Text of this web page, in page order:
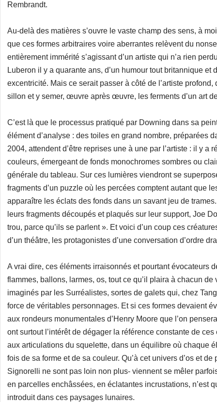
Rembrandt.
Au-delà des matières s’ouvre le vaste champ des sens, à
que ces formes arbitraires voire aberrantes relèvent du
entièrement immérité s’agissant d’un artiste qui n’a rien
Luberon il y a quarante ans, d’un humour tout britannique et
excentricité. Mais ce serait passer à côté de l’artiste
sillon et y semer, œuvre après œuvre, les ferments d’un art
C’est là que le processus pratiqué par Downing dans sa
élément d’analyse : des toiles en grand nombre, préparées
2004, attendent d’être reprises une à une par l’artiste : il y a
couleurs, émergeant de fonds monochromes sombres ou
générale du tableau. Sur ces lumières viendront se
fragments d’un puzzle où les percées comptent autant que
apparaître les éclats des fonds dans un savant jeu de
leurs fragments découpés et plaqués sur leur support, Joe
trou, parce qu’ils se parlent ». Et voici d’un coup ces
d’un théâtre, les protagonistes d’une conversation d’ordre
A vrai dire, ces éléments irraisonnés et pourtant évocateurs
flammes, ballons, larmes, os, tout ce qu’il plaira à chacun
imaginés par les Surréalistes, sortes de galets qui, chez
force de véritables personnages. Et si ces formes devaient
aux rondeurs monumentales d’Henry Moore que l’on
ont surtout l’intérêt de dégager la référence constante de
aux articulations du squelette, dans un équilibre où chaque
fois de sa forme et de sa couleur. Qu’à cet univers d’os et
Signorelli ne sont pas loin non plus- viennent se mêler
en parcelles enchâssées, en éclatantes incrustations, n’est
introduit dans ces paysages lunaires.